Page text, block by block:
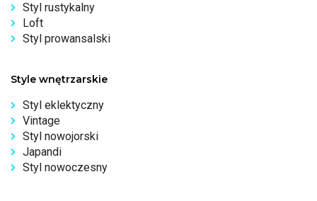
Styl rustykalny
Loft
Styl prowansalski
Style wnętrzarskie
Styl eklektyczny
Vintage
Styl nowojorski
Japandi
Styl nowoczesny